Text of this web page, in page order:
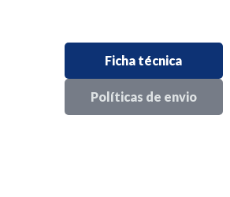
Ficha técnica
Políticas de envio